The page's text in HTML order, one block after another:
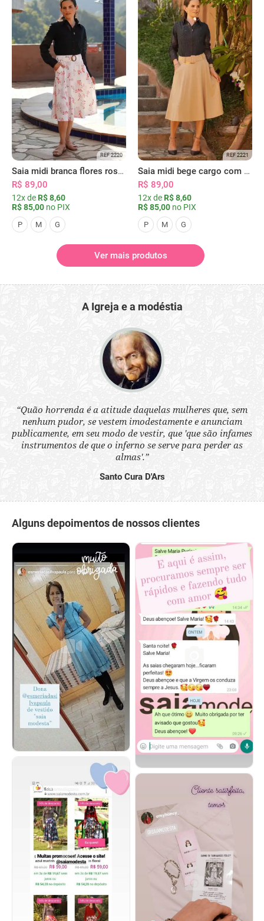
REF 2220
Saia midi branca flores rosas com bolsos
R$ 89,00
12x de R$ 8,60
R$ 85,00 no PIX
P M G
REF 2221
Saia midi bege cargo com bolsos
R$ 89,00
12x de R$ 8,60
R$ 85,00 no PIX
P M G
Ver mais produtos
A Igreja e a modéstia
“Quão horrenda é a atitude daquelas mulheres que, sem
nenhum pudor, se vestem imodestamente e anunciam
publicamente, em seu modo de vestir, que 'que são infames
instrumentos de que o inferno se serve para perder as
almas'.”
Santo Cura D'Ars
Alguns depoimentos de nossos clientes